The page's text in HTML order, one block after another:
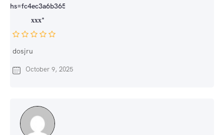
hs=fc4ec3a6b36507be145b0512d856e43d*
ххх*
dosjru
October 9, 2025